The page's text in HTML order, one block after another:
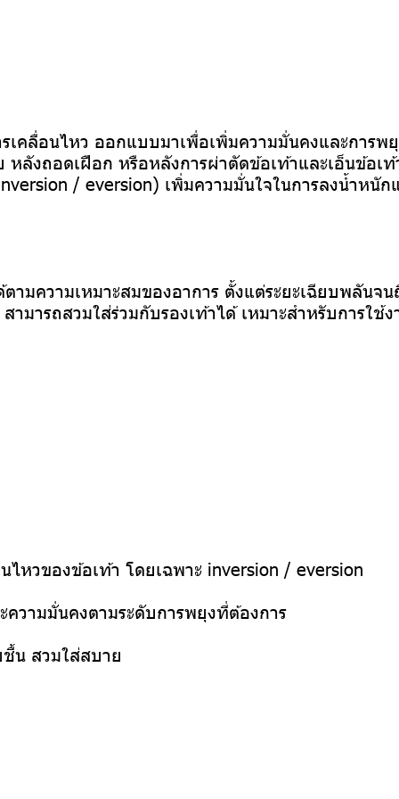
คลื่อนไหว ออกแบบมาเพื่อเพิ่มความมั่นคงและการพ
ลังถอดเฝือก หรือหลังการผ่าตัดข้อเท้าและเอ็นข้อเ
/ eversion) เพิ่มความมั่นใจในการลงน้ำหนัก
ามความเหมาะสมของอาการ ตั้งแต่ระยะเฉียบพลันจ
มารถสวมใส่ร่วมกับรองเท้าได้ เหมาะสำหรับการใช้
ไหวของข้อเท้า โดยเฉพาะ inversion / eversion
วามมั่นคงตามระดับการพยุงที่ต้องการ
น สวมใส่สบาย